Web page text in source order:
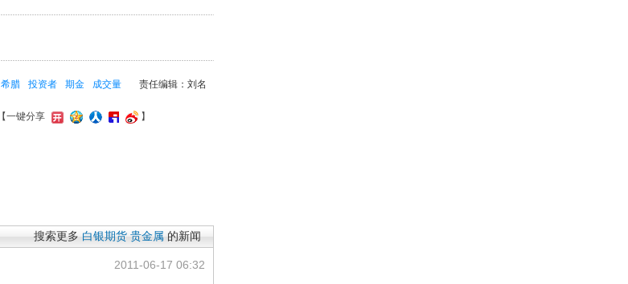
责任编辑：刘名
希腊 投资者 期金 成交量
【一键分享 】
搜索更多 白银期货 贵金属 的新闻
2011-06-17 06:32